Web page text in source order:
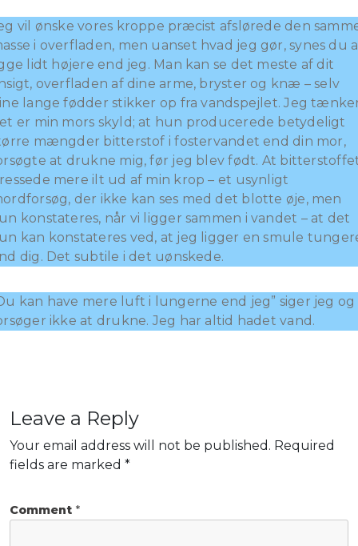
vil ønske vores kroppe præcist afslørede den
i overfladen, men uanset hvad jeg gør, synes du
lidt højere end jeg. Man kan se det meste af dit
overfladen af dine arme, bryster og knæ – selv
lange fødder stikker op fra vandspejlet. Jeg
er min mors skyld; at hun producerede betydeligt
mængder bitterstof i fostervandet end din mor,
at drukne mig, før jeg blev født. At
mere ilt ud af min krop – et usynligt
der ikke kan ses med det blotte øje, men
konstateres, når vi ligger sammen i vandet – at det
kan konstateres ved, at jeg ligger en smule
dig. Det subtile i det uønskede.
kan have mere luft i lungerne end jeg” siger jeg og
ikke at drukne. Jeg har altid hadet vand.
Leave a Reply
Your email address will not be published. Required
fields are marked *
Comment *